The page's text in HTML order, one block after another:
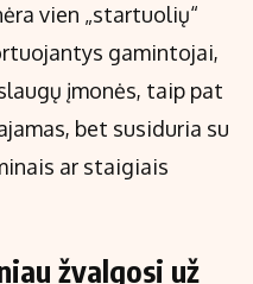
vien „startuolių“
gamintojai,
įmonės, taip pat
bet susiduria su
ar staigiais
žvalgosi už